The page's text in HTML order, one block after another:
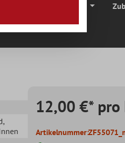
,
12,00 €* pro
Artikelnummer: